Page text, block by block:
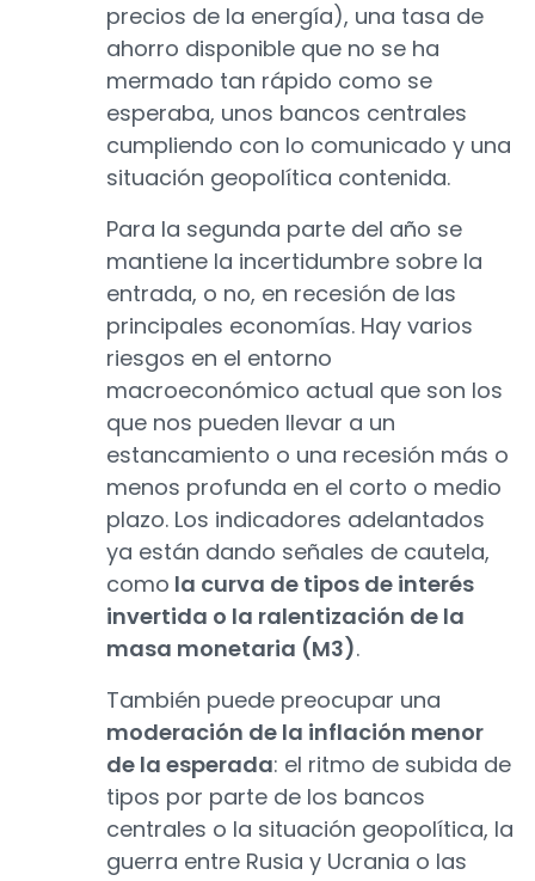
precios de la energía), una tasa de
ahorro disponible que no se ha
mermado tan rápido como se
esperaba, unos bancos centrales
cumpliendo con lo comunicado y una
situación geopolítica contenida.
Para la segunda parte del año se
mantiene la incertidumbre sobre la
entrada, o no, en recesión de las
principales economías. Hay varios
riesgos en el entorno
macroeconómico actual que son los
que nos pueden llevar a un
estancamiento o una recesión más o
menos profunda en el corto o medio
plazo. Los indicadores adelantados
ya están dando señales de cautela,
como la curva de tipos de interés
invertida o la ralentización de la
masa monetaria (M3).
También puede preocupar una
moderación de la inflación menor
de la esperada: el ritmo de subida de
tipos por parte de los bancos
centrales o la situación geopolítica, la
guerra entre Rusia y Ucrania o las